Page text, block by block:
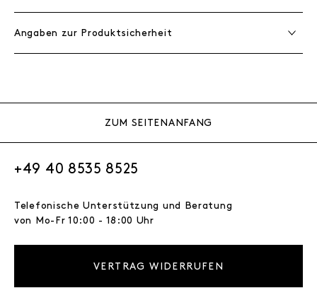
Angaben zur Produktsicherheit
ZUM SEITENANFANG
+49 40 8535 8525
Telefonische Unterstützung und Beratung
von Mo-Fr 10:00 - 18:00 Uhr
VERTRAG WIDERRUFEN